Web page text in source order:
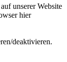
unserer Website
hier
deaktivieren.